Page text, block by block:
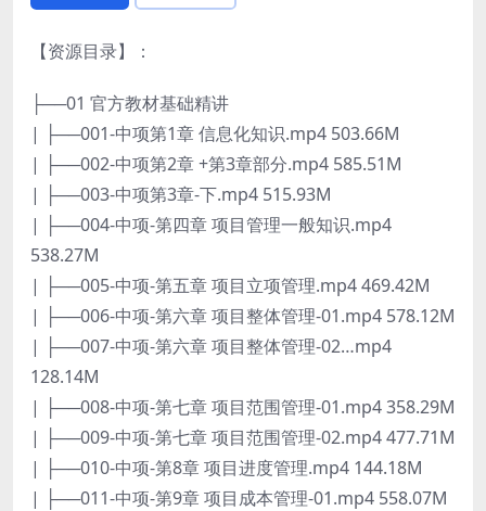
【资源目录】：
├──01 官方教材基础精讲
| ├──001-中项第1章 信息化知识.mp4 503.66M
| ├──002-中项第2章 +第3章部分.mp4 585.51M
| ├──003-中项第3章-下.mp4 515.93M
| ├──004-中项-第四章 项目管理一般知识.mp4
538.27M
| ├──005-中项-第五章 项目立项管理.mp4 469.42M
| ├──006-中项-第六章 项目整体管理-01.mp4 578.12M
| ├──007-中项-第六章 项目整体管理-02…mp4
128.14M
| ├──008-中项-第七章 项目范围管理-01.mp4 358.29M
| ├──009-中项-第七章 项目范围管理-02.mp4 477.71M
| ├──010-中项-第8章 项目进度管理.mp4 144.18M
| ├──011-中项-第9章 项目成本管理-01.mp4 558.07M